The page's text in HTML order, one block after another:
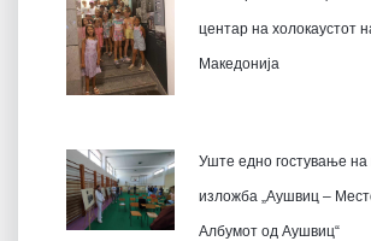
центар на холокаустот
Македонија
Уште едно гостување на
изложба „Аушвиц –
Албумот од Аушвиц“